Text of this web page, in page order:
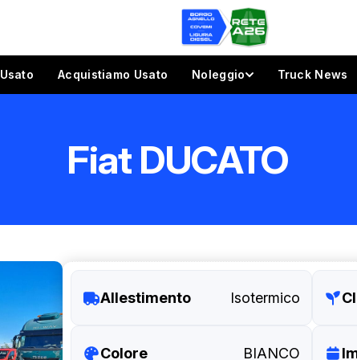
Usato Acquistiamo Usato Noleggio Truck News
Fiat DUCATO
Allestimento Isotermico
Colore BIANCO